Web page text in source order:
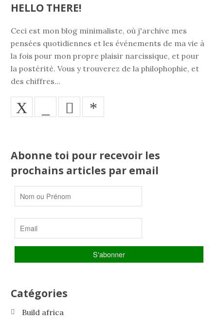
HELLO THERE!
Ceci est mon blog minimaliste, où j'archive mes
pensées quotidiennes et les événements de ma vie à
la fois pour mon propre plaisir narcissique, et pour
la postérité. Vous y trouverez de la philophophie, et
des chiffres...
X *
Abonne toi pour recevoir les
prochains articles par email
Catégories
Build africa